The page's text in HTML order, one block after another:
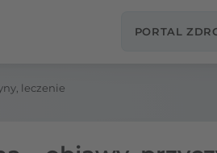
PORTAL
leczenie